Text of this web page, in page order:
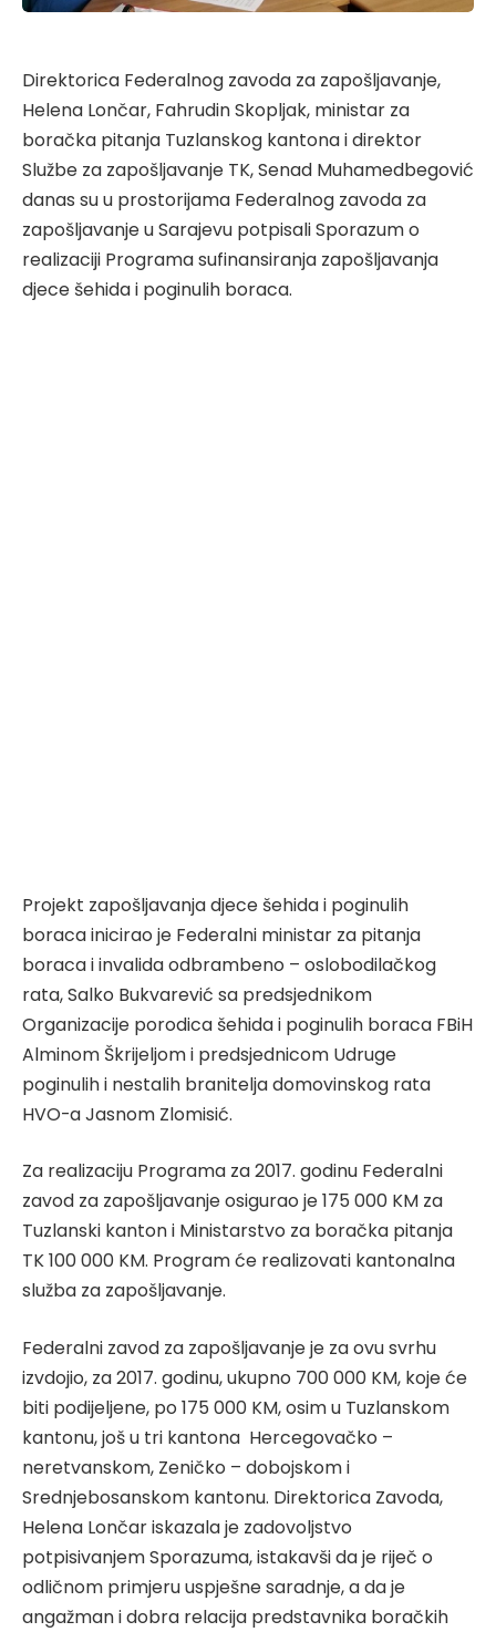
Direktorica Federalnog zavoda za zapošljavanje,
Helena Lončar, Fahrudin Skopljak, ministar za
boračka pitanja Tuzlanskog kantona i direktor
Službe za zapošljavanje TK, Senad Muhamedbegović
danas su u prostorijama Federalnog zavoda za
zapošljavanje u Sarajevu potpisali Sporazum o
realizaciji Programa sufinansiranja zapošljavanja
djece šehida i poginulih boraca.
Projekt zapošljavanja djece šehida i poginulih
boraca inicirao je Federalni ministar za pitanja
boraca i invalida odbrambeno – oslobodilačkog
rata, Salko Bukvarević sa predsjednikom
Organizacije porodica šehida i poginulih boraca FBiH
Alminom Škrijeljom i predsjednicom Udruge
poginulih i nestalih branitelja domovinskog rata
HVO-a Jasnom Zlomisić.
Za realizaciju Programa za 2017. godinu Federalni
zavod za zapošljavanje osigurao je 175 000 KM za
Tuzlanski kanton i Ministarstvo za boračka pitanja
TK 100 000 KM. Program će realizovati kantonalna
služba za zapošljavanje.
Federalni zavod za zapošljavanje je za ovu svrhu
izvdojio, za 2017. godinu, ukupno 700 000 KM, koje će
biti podijeljene, po 175 000 KM, osim u Tuzlanskom
kantonu, još u tri kantona Hercegovačko –
neretvanskom, Zeničko – dobojskom i
Srednjebosanskom kantonu. Direktorica Zavoda,
Helena Lončar iskazala je zadovoljstvo
potpisivanjem Sporazuma, istakavši da je riječ o
odličnom primjeru uspješne saradnje, a da je
angažman i dobra relacija predstavnika boračkih